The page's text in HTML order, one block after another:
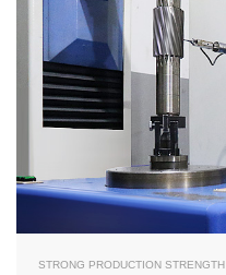
STRONG PRODUCTION STRENGTH